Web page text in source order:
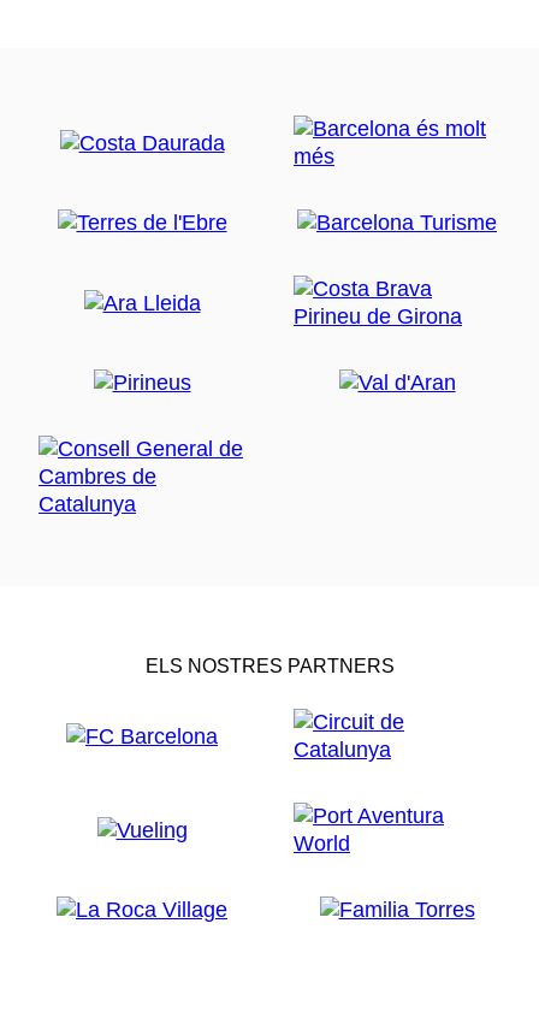
ELS NOSTRES PARTNERS